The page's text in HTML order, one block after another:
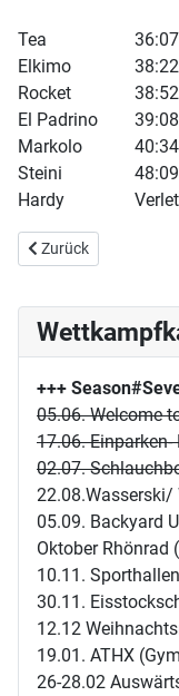
Tea 36:07
Elkimo
38:22
Rocket
38:52
El Padrino
39:08
Markolo
40:34
Steini
48:09
Hardy
Vorheriger Beitrag:
Zurück
+++
05.06. Welcome
17.06.
02.07.
22.08.Wasserski/
05.09. Backyard
Oktober Rhönrad
10.11.
30.11.
12.12
19.01. ATHX
26-28.02